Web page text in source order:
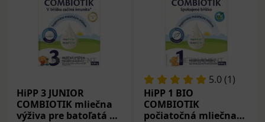
HiPP 3 JUNIOR
COMBIOTIK mliečna
výživa pre batoľatá od
5.0 (1)
HiPP 1 BIO
COMBIOTIK
počiatočná mliečna